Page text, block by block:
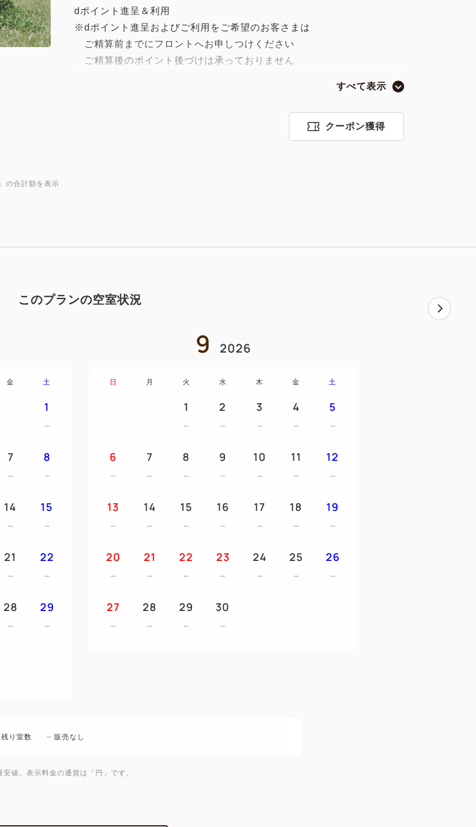
dポイント進呈＆利用
※dポイント進呈およびご利用をご希望のお客さまは
ご精算前までにフロントへお申しつけください
ご精算後のポイント後づけは承っておりません
食事・布団付きの幼児のお子様が、通常「大人料金の50％」のところ
お寿司や新鮮なお刺身、職人が仕上げる北海道・道南の郷土料理に加
え、
デザートの「万惣プリン」＆「万惣ソフトクリーム」はシェフオリジナ
お好きなお刺身を自由に盛り付ける海鮮丼や朝食の定番である焼き魚、
理をご提供。
■大浴場「湯蔵（ゆくら）」■
屋根のついた露天風呂、つぼ湯、寝湯、各種サウナなど、
すべて表示
クーポン獲得
」の合計額を表示
このプランの空室状況
金 土
1
7 8
14 15
21 22
28 29
9 2026
日 月 火 水 木 金 土
1 2 3 4 5
6 7 8 9 10 11 12
13 14 15 16 17 18 19
20 21 22 23 24 25 26
27 28 29 30
残り室数 販売なし
値。表示料金の通貨は「円」です。